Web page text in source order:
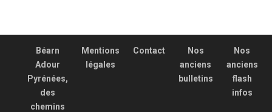
Béarn
Adour
Pyrénées,
des
chemins
Mentions
légales
Contact
Nos
anciens
bulletins
Nos
anciens
flash
infos